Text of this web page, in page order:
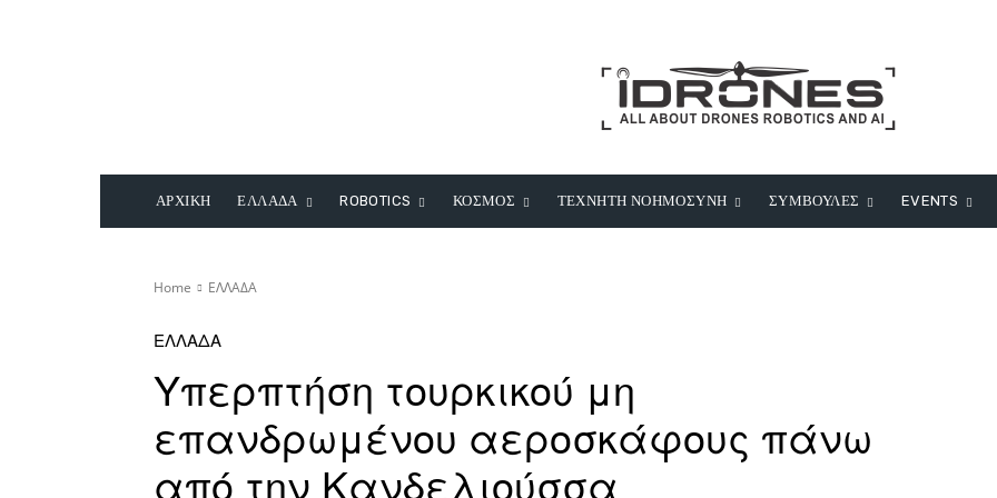
ΑΡΧΙΚΗ ΕΛΛΑΔΑ ROBOTICS ΚΟΣΜΟΣ ΤΕΧΝΗΤΗ ΝΟΗΜΟΣΥΝΗ ΣΥΜΒΟΥΛΕΣ EVENTS
Home ΕΛΛΑΔΑ
ΕΛΛΑΔΑ
Υπερπτήση τουρκικού μη
επανδρωμένου αεροσκάφους πάνω
από την Κανδελιούσσα